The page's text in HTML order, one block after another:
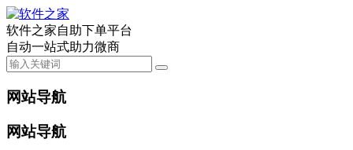
软件之家自助下单平台
自动一站式助力微商
网站导航
网站导航